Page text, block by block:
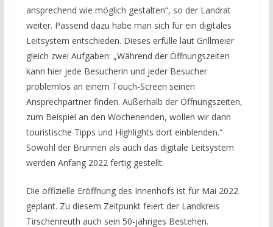
ansprechend wie möglich gestalten“, so der Landrat
weiter. Passend dazu habe man sich für ein digitales
Leitsystem entschieden. Dieses erfülle laut Grillmeier
gleich zwei Aufgaben: „Während der Öffnungszeiten
kann hier jede Besucherin und jeder Besucher
problemlos an einem Touch-Screen seinen
Ansprechpartner finden. Außerhalb der Öffnungszeiten,
zum Beispiel an den Wochenenden, wollen wir dann
touristische Tipps und Highlights dort einblenden.“
Sowohl der Brunnen als auch das digitale Leitsystem
werden Anfang 2022 fertig gestellt.
Die offizielle Eröffnung des Innenhofs ist für Mai 2022
geplant. Zu diesem Zeitpunkt feiert der Landkreis
Tirschenreuth auch sein 50-jähriges Bestehen.